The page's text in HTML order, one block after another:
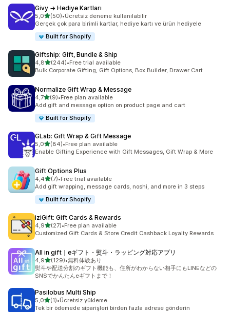
Givy → Hediye Kartları
5,05 yıldız üzerinden
(50)
toplam 50 değerlendirme
•Ücretsiz deneme kullanılabilir
Gerçek çok para birimli kartlar, hediye kartı ve ürün hediyele
Built for Shopify
Giftship: Gift, Bundle & Ship
4,85 yıldız üzerinden
(244)
toplam 244 değerlendirme
•Free trial available
Bulk Corporate Gifting, Gift Options, Box Builder, Drawer Cart
Normalize Gift Wrap & Message
4,75 yıldız üzerinden
(9)
toplam 9 değerlendirme
•Free plan available
Add gift and message option on product page and cart
Built for Shopify
GLab: Gift Wrap & Gift Message
5,05 yıldız üzerinden
(84)
toplam 84 değerlendirme
•Free plan available
Enable Gifting Experience with Gift Messages, Gift Wrap & More
Gift Options Plus
4,45 yıldız üzerinden
(7)
toplam 7 değerlendirme
•Free trial available
Add gift wrapping, message cards, noshi, and more in 3 steps
Built for Shopify
iziGift: Gift Cards & Rewards
4,95 yıldız üzerinden
(27)
toplam 27 değerlendirme
•Free plan available
Customized Gift Cards & Store Credit Cashback Loyalty Rewards
All in gift｜eギフト・熨斗・ラッピング対応アプリ
4,95 yıldız üzerinden
(129)
toplam 129 değerlendirme
•無料体験あり
熨斗や配送分割のギフト機能も、住所がわからない相手にもLINEなどの
SNSでかんたんeギフトまで！
Pasilobus Multi Ship
5,05 yıldız üzerinden
(1)
toplam 1 değerlendirme
•Ücretsiz yükleme
Tek bir ödemede siparişleri birden fazla adrese gönderin